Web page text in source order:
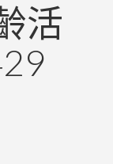
活